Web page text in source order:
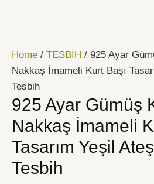
Home / TESBİH / 925 Ayar
Nakkaş İmameli Kurt Başı
Tesbih
925 Ayar Gümüş
Nakkaş İmameli
Tasarım Yeşil
Tesbih
Kral
Püsküllü
Nakkaş
İmameli
Kurt
Başı
Tasarım
Yeşil